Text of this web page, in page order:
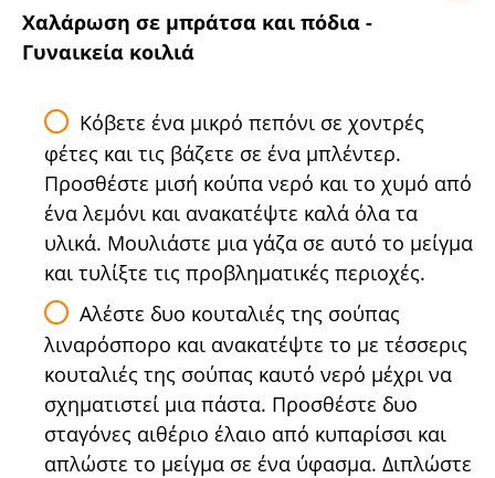
Χαλάρωση σε μπράτσα και πόδια -
Γυναικεία κοιλιά
Κόβετε ένα μικρό πεπόνι σε χοντρές
φέτες και τις βάζετε σε ένα μπλέντερ.
Προσθέστε μισή κούπα νερό και το χυμό από
ένα λεμόνι και ανακατέψτε καλά όλα τα
υλικά. Μουλιάστε μια γάζα σε αυτό το μείγμα
και τυλίξτε τις προβληματικές περιοχές.
Αλέστε δυο κουταλιές της σούπας
λιναρόσπορο και ανακατέψτε το με τέσσερις
κουταλιές της σούπας καυτό νερό μέχρι να
σχηματιστεί μια πάστα. Προσθέστε δυο
σταγόνες αιθέριο έλαιο από κυπαρίσσι και
απλώστε το μείγμα σε ένα ύφασμα. Διπλώστε